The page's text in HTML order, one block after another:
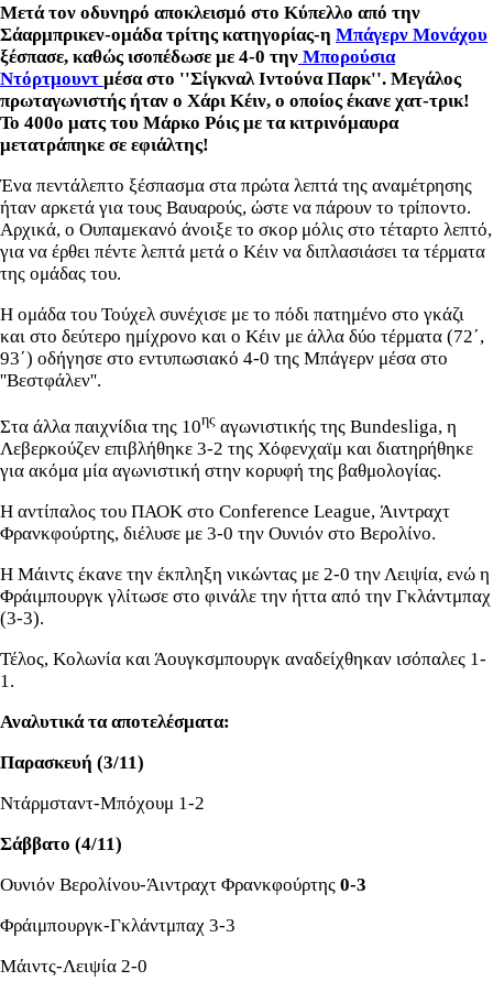
Μετά τον οδυνηρό αποκλεισμό στο Κύπελλο από την
Σάαρμπρικεν-ομάδα τρίτης κατηγορίας-η Μπάγερν Μονάχου
ξέσπασε, καθώς ισοπέδωσε με 4-0 την Μπορούσια
Ντόρτμουντ μέσα στο ''Σίγκναλ Ιντούνα Παρκ''. Μεγάλος
πρωταγωνιστής ήταν ο Χάρι Κέιν, ο οποίος έκανε χατ-τρικ!
Το 400ο ματς του Μάρκο Ρόις με τα κιτρινόμαυρα
μετατράπηκε σε εφιάλτης!
Ένα πεντάλεπτο ξέσπασμα στα πρώτα λεπτά της αναμέτρησης
ήταν αρκετά για τους Βαυαρούς, ώστε να πάρουν το τρίποντο.
Αρχικά, ο Ουπαμεκανό άνοιξε το σκορ μόλις στο τέταρτο λεπτό,
για να έρθει πέντε λεπτά μετά ο Κέιν να διπλασιάσει τα τέρματα
της ομάδας του.
Η ομάδα του Τούχελ συνέχισε με το πόδι πατημένο στο γκάζι
και στο δεύτερο ημίχρονο και ο Κέιν με άλλα δύο τέρματα (72΄,
93΄) οδήγησε στο εντυπωσιακό 4-0 της Μπάγερν μέσα στο
''Βεστφάλεν''.
Στα άλλα παιχνίδια της 10ης αγωνιστικής της Bundesliga, η
Λεβερκούζεν επιβλήθηκε 3-2 της Χόφενχαϊμ και διατηρήθηκε
για ακόμα μία αγωνιστική στην κορυφή της βαθμολογίας.
Η αντίπαλος του ΠΑΟΚ στο Conference League, Άιντραχτ
Φρανκφούρτης, διέλυσε με 3-0 την Ουνιόν στο Βερολίνο.
Η Μάιντς έκανε την έκπληξη νικώντας με 2-0 την Λειψία, ενώ η
Φράιμπουργκ γλίτωσε στο φινάλε την ήττα από την Γκλάντμπαχ
(3-3).
Τέλος, Κολωνία και Άουγκσμπουργκ αναδείχθηκαν ισόπαλες 1-
1.
Αναλυτικά τα αποτελέσματα:
Παρασκευή (3/11)
Ντάρμσταντ-Μπόχουμ 1-2
Σάββατο (4/11)
Ουνιόν Βερολίνου-Άιντραχτ Φρανκφούρτης 0-3
Φράιμπουργκ-Γκλάντμπαχ 3-3
Μάιντς-Λειψία 2-0